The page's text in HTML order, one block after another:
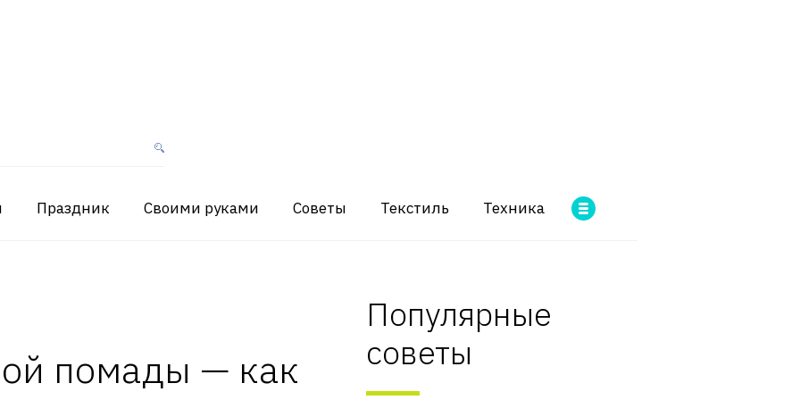
Праздник Своими руками Советы Текстиль Техника
помады — как
Популярные
советы